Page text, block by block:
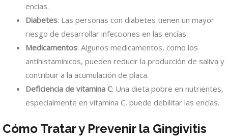
encías.
Diabetes: Las personas con diabetes tienen un mayor
riesgo de desarrollar infecciones en las encías.
Medicamentos: Algunos medicamentos, como los
antihistamínicos, pueden reducir la producción de saliva y
contribuir a la acumulación de placa.
Deficiencia de vitamina C: Una dieta pobre en nutrientes,
especialmente en vitamina C, puede debilitar las encías.
Cómo Tratar y Prevenir la Gingivitis